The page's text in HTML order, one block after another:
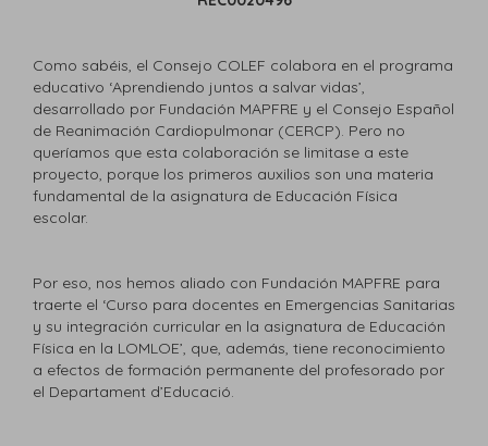
Como sabéis, el Consejo COLEF colabora en el programa
educativo ‘Aprendiendo juntos a salvar vidas’,
desarrollado por Fundación MAPFRE y el Consejo Español
de Reanimación Cardiopulmonar (CERCP). Pero no
queríamos que esta colaboración se limitase a este
proyecto, porque los primeros auxilios son una materia
fundamental de la asignatura de Educación Física
escolar.
Por eso, nos hemos aliado con Fundación MAPFRE para
traerte el ‘Curso para docentes en Emergencias Sanitarias
y su integración curricular en la asignatura de Educación
Física en la LOMLOE’, que, además, tiene reconocimiento
a efectos de formación permanente del profesorado por
el Departament d’Educació.